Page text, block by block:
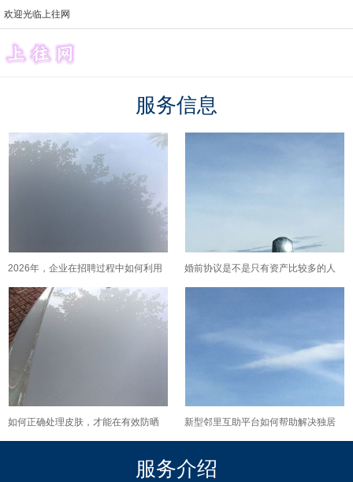
欢迎光临上往网
服务信息
2026年，企业在招聘过程中如何利用
技术工具为残障求职者提供无障碍支
持？
婚前协议是不是只有资产比较多的人
才需要考虑，普通上班族签了会不会
如何正确处理皮肤，才能在有效防晒
的同时避免毛孔堵塞或闷痘？
新型邻里互助平台如何帮助解决独居
老人日常需求？
服务介绍